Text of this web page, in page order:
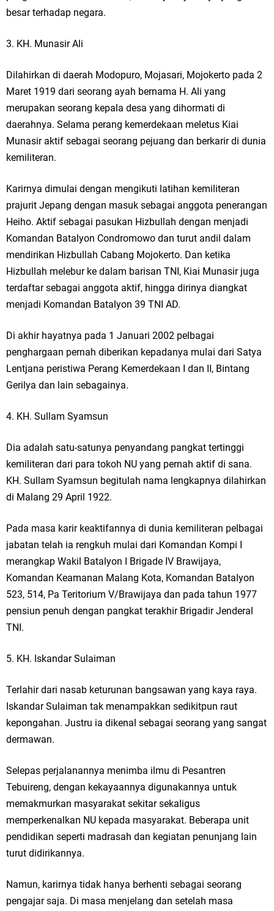
besar terhadap negara.
3. KH. Munasir Ali
Dilahirkan di daerah Modopuro, Mojasari, Mojokerto pada 2
Maret 1919 dari seorang ayah bernama H. Ali yang
merupakan seorang kepala desa yang dihormati di
daerahnya. Selama perang kemerdekaan meletus Kiai
Munasir aktif sebagai seorang pejuang dan berkarir di dunia
kemiliteran.
Karirnya dimulai dengan mengikuti latihan kemiliteran
prajurit Jepang dengan masuk sebagai anggota penerangan
Heiho. Aktif sebagai pasukan Hizbullah dengan menjadi
Komandan Batalyon Condromowo dan turut andil dalam
mendirikan Hizbullah Cabang Mojokerto. Dan ketika
Hizbullah melebur ke dalam barisan TNI, Kiai Munasir juga
terdaftar sebagai anggota aktif, hingga dirinya diangkat
menjadi Komandan Batalyon 39 TNI AD.
Di akhir hayatnya pada 1 Januari 2002 pelbagai
penghargaan pernah diberikan kepadanya mulai dari Satya
Lentjana peristiwa Perang Kemerdekaan I dan II, Bintang
Gerilya dan lain sebagainya.
4. KH. Sullam Syamsun
Dia adalah satu-satunya penyandang pangkat tertinggi
kemiliteran dari para tokoh NU yang pernah aktif di sana.
KH. Sullam Syamsun begitulah nama lengkapnya dilahirkan
di Malang 29 April 1922.
Pada masa karir keaktifannya di dunia kemiliteran pelbagai
jabatan telah ia rengkuh mulai dari Komandan Kompi I
merangkap Wakil Batalyon I Brigade IV Brawijaya,
Komandan Keamanan Malang Kota, Komandan Batalyon
523, 514, Pa Teritorium V/Brawijaya dan pada tahun 1977
pensiun penuh dengan pangkat terakhir Brigadir Jenderal
TNI.
5. KH. Iskandar Sulaiman
Terlahir dari nasab keturunan bangsawan yang kaya raya.
Iskandar Sulaiman tak menampakkan sedikitpun raut
kepongahan. Justru ia dikenal sebagai seorang yang sangat
dermawan.
Selepas perjalanannya menimba ilmu di Pesantren
Tebuireng, dengan kekayaannya digunakannya untuk
memakmurkan masyarakat sekitar sekaligus
memperkenalkan NU kepada masyarakat. Beberapa unit
pendidikan seperti madrasah dan kegiatan penunjang lain
turut didirikannya.
Namun, karirnya tidak hanya berhenti sebagai seorang
pengajar saja. Di masa menjelang dan setelah masa